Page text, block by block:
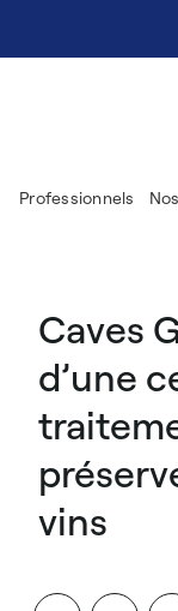
Professionnels
Caves
d’une
vins